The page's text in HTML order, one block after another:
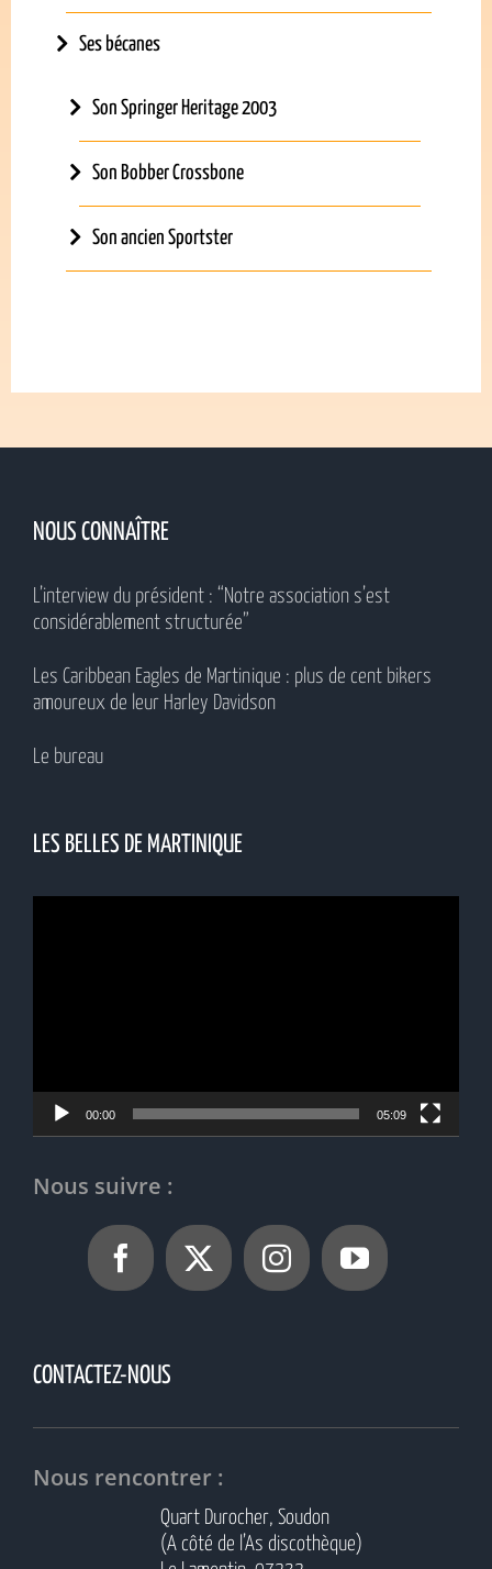
Ses bécanes
Son Springer Heritage 2003
Son Bobber Crossbone
Son ancien Sportster
NOUS CONNAÎTRE
L’interview du président : “Notre association s’est
considérablement structurée”
Les Caribbean Eagles de Martinique : plus de cent bikers
amoureux de leur Harley Davidson
Le bureau
LES BELLES DE MARTINIQUE
00:00 05:09
Nous suivre :
CONTACTEZ-NOUS
Nous rencontrer :
Quart Durocher, Soudon
(A côté de l’As discothèque)